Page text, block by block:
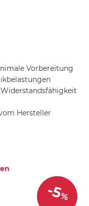
Vorbereitung
Hersteller
-5%